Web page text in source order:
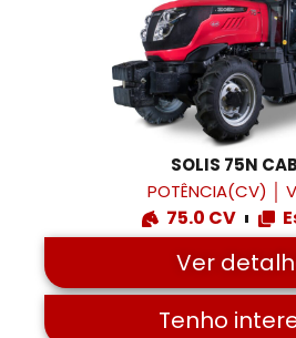
SOLIS 75N
POTÊNCIA(CV)
75.0 CV
Ver
Tenho